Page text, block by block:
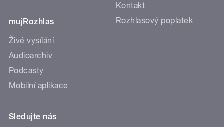
mujRozhlas
Živé vysílání
Audioarchiv
Podcasty
Mobilní aplikace
Kontakt
Rozhlasový poplatek
Sledujte nás